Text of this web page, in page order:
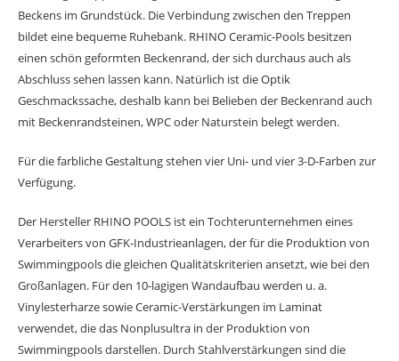
Beckens im Grundstück. Die Verbindung zwischen den Treppen
bildet eine bequeme Ruhebank. RHINO Ceramic-Pools besitzen
einen schön geformten Beckenrand, der sich durchaus auch als
Abschluss sehen lassen kann. Natürlich ist die Optik
Geschmackssache, deshalb kann bei Belieben der Beckenrand auch
mit Beckenrandsteinen, WPC oder Naturstein belegt werden.
Für die farbliche Gestaltung stehen vier Uni- und vier 3-D-Farben zur
Verfügung.
Der Hersteller RHINO POOLS ist ein Tochterunternehmen eines
Verarbeiters von GFK-Industrieanlagen, der für die Produktion von
Swimmingpools die gleichen Qualitätskriterien ansetzt, wie bei den
Großanlagen. Für den 10-lagigen Wandaufbau werden u. a.
Vinylesterharze sowie Ceramic-Verstärkungen im Laminat
verwendet, die das Nonplusultra in der Produktion von
Swimmingpools darstellen. Durch Stahlverstärkungen sind die